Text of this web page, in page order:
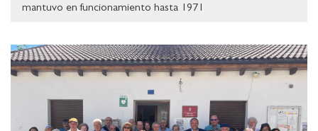
mantuvo en funcionamiento hasta 1971
Ampliar imagen